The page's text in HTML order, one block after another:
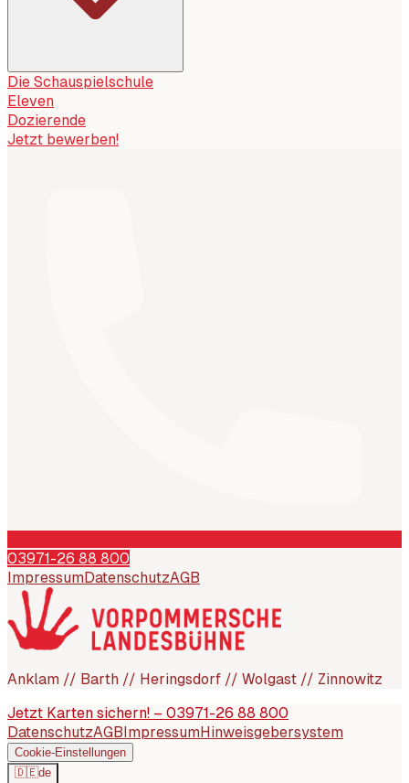
Die Schauspielschule
Eleven
Dozierende
Jetzt bewerben!
03971-26 88 800
Impressum DatenschutzAGB
Anklam // Barth // Heringsdorf // Wolgast // Zinnowitz
Jetzt Karten sichern! – 03971-26 88 800
DatenschutzAGB ImpressumHinweisgebersystem
Cookie-Einstellungen
🇩🇪de